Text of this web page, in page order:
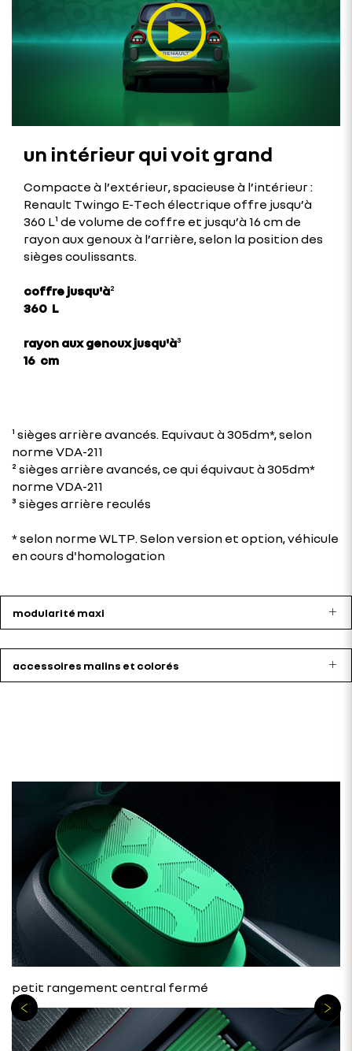
un intérieur qui voit grand
Compacte à l’extérieur, spacieuse à l’intérieur :
Renault Twingo E-Tech électrique offre jusqu’à
360 L¹ de volume de coffre et jusqu’à 16 cm de
rayon aux genoux à l’arrière, selon la position des
sièges coulissants.
coffre jusqu'à²
360 L
rayon aux genoux jusqu'à³
16 cm
¹ sièges arrière avancés. Equivaut à 305dm*, selon
norme VDA-211
² sièges arrière avancés, ce qui équivaut à 305dm*
norme VDA-211
³ sièges arrière reculés
* selon norme WLTP. Selon version et option, véhicule
en cours d'homologation
modularité maxi
accessoires malins et colorés
petit rangement central fermé